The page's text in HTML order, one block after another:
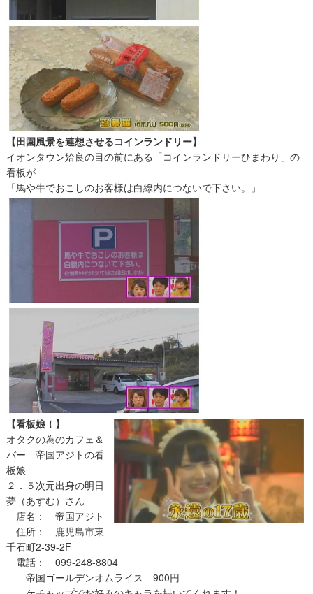
【田園風景を連想させるコインランドリー】
イオンタウン姶良の目の前にある「コインランドリーひまわり」の
看板が
「馬や牛でおこしのお客様は白線内につないで下さい。」
【看板娘！】
オタクの為のカフェ＆
バー 帝国アジトの看
板娘
２．５次元出身の明日
夢（あすむ）さん
店名： 帝国アジト
住所： 鹿児島市東
千石町2-39-2F
電話： 099-248-8804
帝国ゴールデンオムライス 900円